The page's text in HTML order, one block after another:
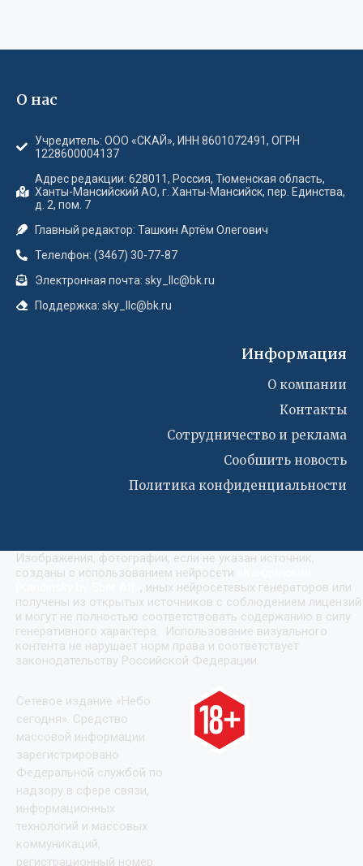
О нас
Учредитель: ООО «СКАЙ», ИНН 8601072491, ОГРН
1228600004137
Адрес редакции: 628011, Россия, Тюменская область,
Ханты-Мансийский АО, г. Ханты-Мансийск, пер. Единства,
д. 2, пом. 7
Главный редактор: Ташкин Артём Олегович
Телелфон: (3467) 30-77-87
Электронная почта: sky_llc@bk.ru
Поддержка: sky_llc@bk.ru
Информация
О компании
Контакты
Сотрудничество и реклама
Сообшить новость
Политика конфиденциальности
Изображения, фотографии, если не указан источник,
созданы с использованием нейросети
, иных нейросетевых генераторов или
получены из открытых источников с соблюдением лицензий
и могут не полностью соответствовать содержанию в силу
генеративного характера. Использование визуального
контента не нарушает норм права и соответствует
законодательству Российской Федерации.
Сетевое издание «Небо
сегодня». Средство
массовой информации
зарегистрировано
Федеральной службой по
надзору в сфере связи,
информационных
технологий и массовых
коммуникаций,
регистрационный номер